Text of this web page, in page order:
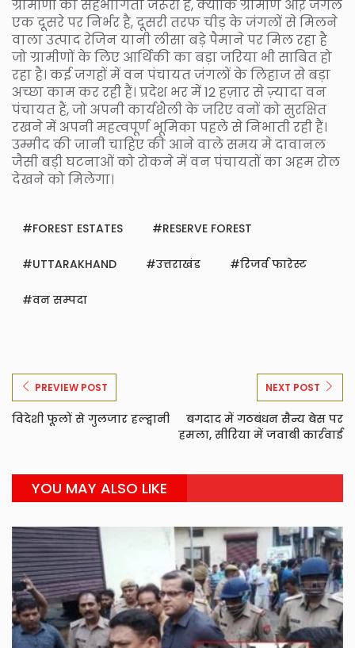
ग्रामीणों की सहभागिता जरूरी है, क्योंकि ग्रामीण औऱ जंगल
एक दूसरे पर निर्भर है, दूसरी तरफ चीड़ के जंगलों से मिलने
वाला उत्पाद रेजिन यानी लीसा बड़े पैमाने पर मिल रहा है
जो ग्रामीणों के लिए आर्थिकी का बड़ा जरिया भी साबित हो
रहा है। कई जगहों में वन पंचायत जंगलों के लिहाज से बड़ा
अच्छा काम कर रही हैं। प्रदेश भर में 12 हज़ार से ज़्यादा वन
पंचायत हैं, जो अपनी कार्यशैली के जरिए वनों को सुरक्षित
रखने में अपनी महत्वपूर्ण भूमिका पहले से निभाती रही हैं।
उम्मीद की जानी चाहिए की आने वाले समय मे दावानल
जैसी बड़ी घटनाओं को रोकने में वन पंचायतों का अहम रोल
देखने को मिलेगा।
FOREST ESTATES RESERVE FOREST
UTTARAKHAND उत्तराखंड रिजर्व फारेस्ट
वन सम्पदा
PREVIEW POST
विदेशी फूलों से गुलजार हल्द्वानी
NEXT POST
बगदाद में गठबंधन सैन्य बेस पर
हमला, सीरिया में जवाबी कार्रवाई
YOU MAY ALSO LIKE